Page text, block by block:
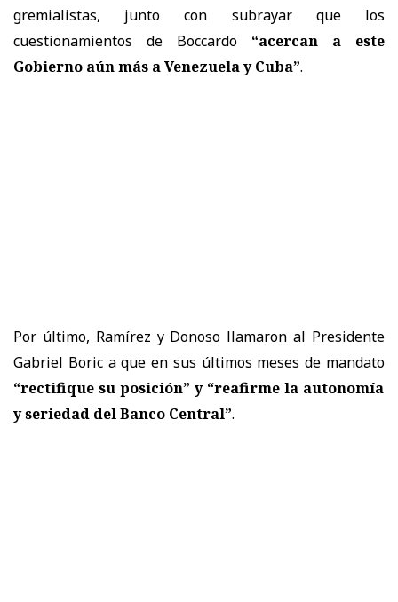
gremialistas, junto con subrayar que los
cuestionamientos de Boccardo “acercan a este
Gobierno aún más a Venezuela y Cuba”.
Por último, Ramírez y Donoso llamaron al Presidente
Gabriel Boric a que en sus últimos meses de mandato
“rectifique su posición” y “reafirme la autonomía
y seriedad del Banco Central”.